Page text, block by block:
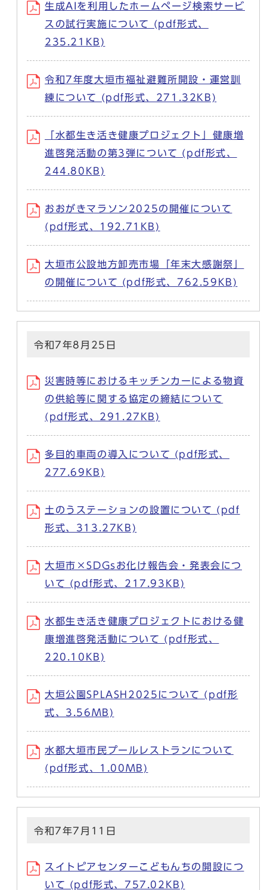
生成AIを利用したホームページ検索サービ
スの試行実施について (pdf形式、
235.21KB)
令和7年度大垣市福祉避難所開設・運営訓
練について (pdf形式、271.32KB)
「水都生き活き健康プロジェクト」健康増
進啓発活動の第3弾について (pdf形式、
244.80KB)
おおがきマラソン2025の開催について
(pdf形式、192.71KB)
大垣市公設地方卸売市場「年末大感謝祭」
の開催について (pdf形式、762.59KB)
令和7年8月25日
災害時等におけるキッチンカーによる物資
の供給等に関する協定の締結について
(pdf形式、291.27KB)
多目的車両の導入について (pdf形式、
277.69KB)
土のうステーションの設置について (pdf
形式、313.27KB)
大垣市×SDGsお化け報告会・発表会につ
いて (pdf形式、217.93KB)
水都生き活き健康プロジェクトにおける健
康増進啓発活動について (pdf形式、
220.10KB)
大垣公園SPLASH2025について (pdf形
式、3.56MB)
水都大垣市民プールレストランについて
(pdf形式、1.00MB)
令和7年7月11日
スイトピアセンターこどもんちの開設につ
いて (pdf形式、757.02KB)